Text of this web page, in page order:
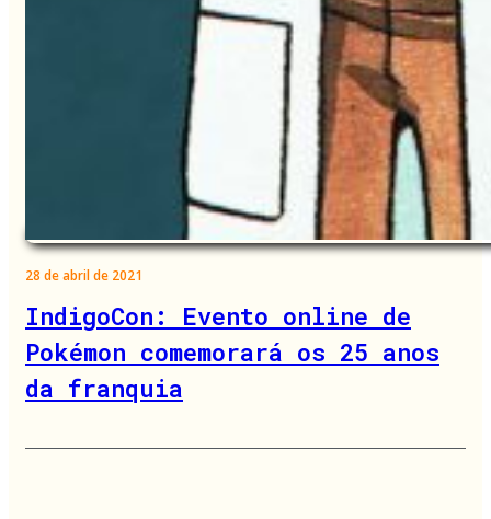
28 de abril de 2021
IndigoCon: Evento online de
Pokémon comemorará os 25 anos
da franquia